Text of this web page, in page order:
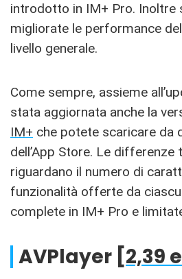
introdotto in IM+ Pro. Inoltre
migliorate le performance
livello generale.
Come sempre, assieme
stata aggiornata anche la
IM+ che potete scaricare da
dell’App Store. Le differenze
riguardano il numero di
funzionalità offerte da
complete in IM+ Pro e
AVPlayer [2,39